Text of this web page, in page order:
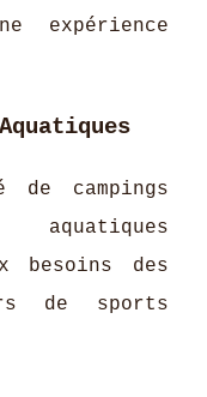
expérience
campings
besoins des
de sports